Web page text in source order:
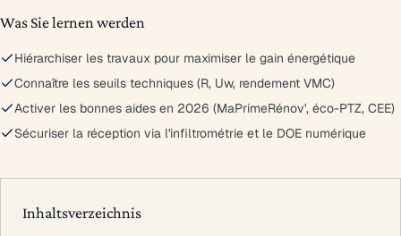
Was Sie lernen werden
Hiérarchiser les travaux pour maximiser le gain énergétique
Connaître les seuils techniques (R, Uw, rendement VMC)
Activer les bonnes aides en 2026 (MaPrimeRénov', éco-PTZ, CEE)
Sécuriser la réception via l'infiltrométrie et le DOE numérique
Inhaltsverzeichnis